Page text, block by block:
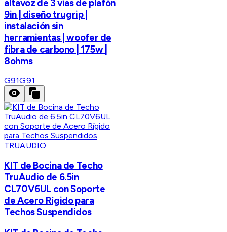
altavoz de 3 vías de plafón
9in | diseño trugrip |
instalación sin
herramientas | woofer de
fibra de carbono | 175w |
8ohms
G91G91
TRUAUDIO
KIT de Bocina de Techo
TruAudio de 6.5in
CL70V6UL con Soporte
de Acero Rígido para
Techos Suspendidos